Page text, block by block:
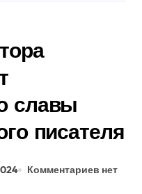
славы
писателя
Комментариев нет